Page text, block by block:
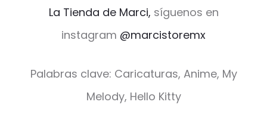
La Tienda de Marci, síguenos en
instagram @marcistoremx
Palabras clave: Caricaturas, Anime, My
Melody, Hello Kitty